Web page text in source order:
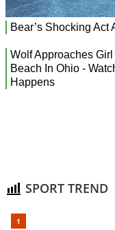
SPORT TREND